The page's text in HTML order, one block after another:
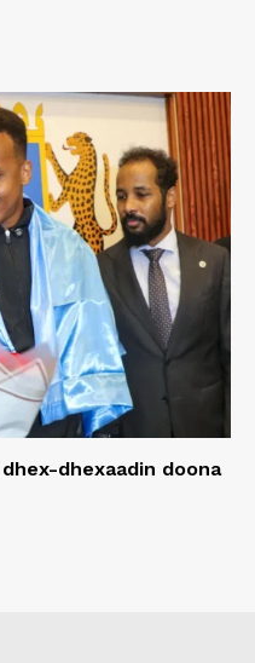
dhexaadin doona